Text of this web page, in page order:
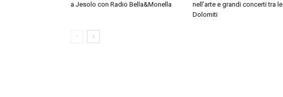
a Jesolo con Radio Bella&Monella
nell’arte e grandi concerti tra le
Dolomiti